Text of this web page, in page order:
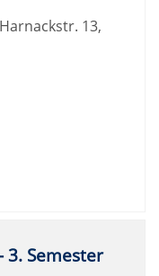
13,
Semester